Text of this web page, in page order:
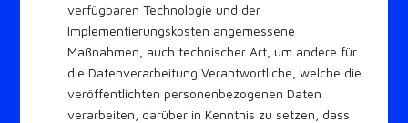
verfügbaren Technologie und der
Implementierungskosten angemessene
Maßnahmen, auch technischer Art, um andere für
die Datenverarbeitung Verantwortliche, welche die
veröffentlichten personenbezogenen Daten
verarbeiten, darüber in Kenntnis zu setzen, dass